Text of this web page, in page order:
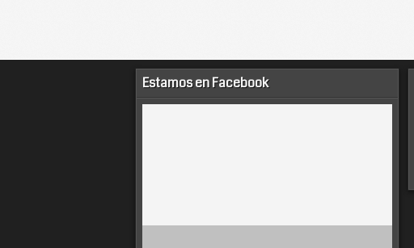
Estamos en Facebook